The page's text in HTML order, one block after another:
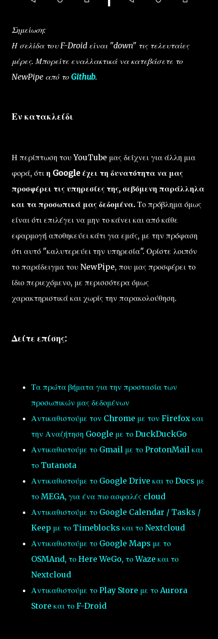
Σημείωση:
Η σελίδα του F-Droid είναι "down" τις τελευταίες
μέρες. Μπορείτε εναλλακτικά να κατεβάσετε το
NewPipe από το Github.
Εν κατακλείδι
Η περίπτωση του YouTube μας δείχνει για άλλη μια
φορά, ότι η Google έχει τη δυνατότητα να μας
προσφέρει τις υπηρεσίες της, σεβόμενη παράλληλα
και τα προσωπικά μας δεδομένα. Το πρόβλημα όμως
είναι ότι επιλέγει να μην το κάνει και από κάθε
εφαρμογή αποθηκεύει κάτι για εμάς, με την πρόφαση
ότι αυτό "καλυτερεύει την υπηρεσία". Ορίστε λοιπόν
το παράδειγμα του NewPipe, που μας προσφέρει το
ίδιο περιεχόμενο, με περισσότερα όμως
χαρακτηριστικά και χωρίς την παρακολούθηση.
Δείτε επίσης:
Τα πρώτα βήματα για την προστασία των
προσωπικών μας δεδομένων
Αντικαθιστούμε τον Chrome με τον Firefox και
την Αναζήτηση Google με το DuckDuckGo
Αντικαθιστούμε το Gmail με το ProtonMail και
το Tutanota
Αντικαθιστούμε το Google Drive και το Docs με
το MEGA, για ένα πιο ασφαλές cloud
Αντικαθιστούμε το Google Calendar / Tasks /
Keep με το Timeblocks και το Nextcloud
Αντικαθιστούμε το Google Maps με το
OSMAnd, το Here WeGo, το Waze και το
Nextcloud
Αντικαθιστούμε το Play Store με το Aurora
Store και το F-Droid